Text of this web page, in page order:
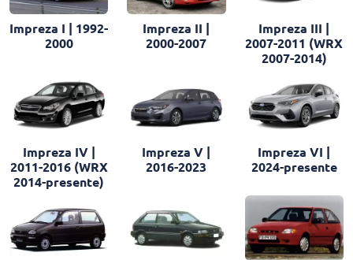
Impreza I | 1992-
2000
Impreza II |
2000-2007
Impreza III |
2007-2011 (WRX
2007-2014)
Impreza IV |
2011-2016 (WRX
2014-presente)
Impreza V |
2016-2023
Impreza VI |
2024-presente